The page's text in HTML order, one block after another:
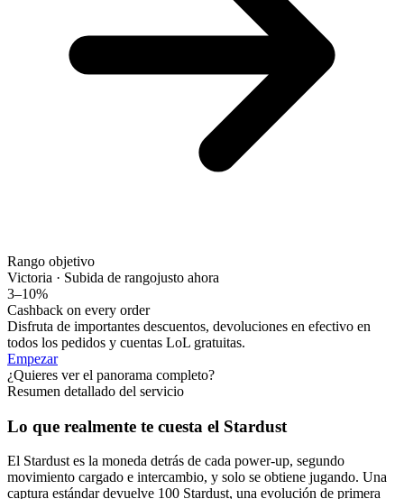
Rango objetivo
Victoria · Subida de rangojusto ahora
3–10%
Cashback on every order
Disfruta de importantes descuentos, devoluciones en efectivo en
todos los pedidos y cuentas LoL gratuitas.
Empezar
¿Quieres ver el panorama completo?
Resumen detallado del servicio
Lo que realmente te cuesta el Stardust
El Stardust es la moneda detrás de cada power-up, segundo
movimiento cargado e intercambio, y solo se obtiene jugando. Una
captura estándar devuelve 100 Stardust, una evolución de primera